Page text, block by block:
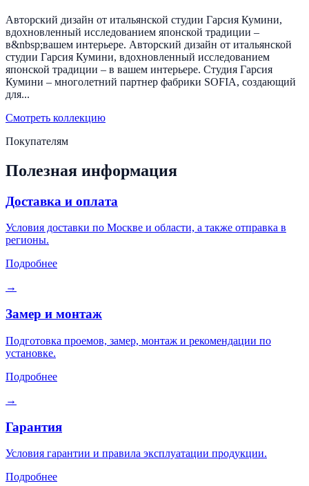
Авторский дизайн от итальянской студии Гарсия Кумини,
вдохновленный исследованием японской традиции –
в&nbsp;вашем интерьере. Авторский дизайн от итальянской
студии Гарсия Кумини, вдохновленный исследованием
японской традиции – в вашем интерьере. Студия Гарсия
Кумини – многолетний партнер фабрики SOFIA, создающий
для...
Смотреть коллекцию
Покупателям
Полезная информация
Доставка и оплата
Условия доставки по Москве и области, а также отправка в
регионы.
Подробнее
→
Замер и монтаж
Подготовка проемов, замер, монтаж и рекомендации по
установке.
Подробнее
→
Гарантия
Условия гарантии и правила эксплуатации продукции.
Подробнее